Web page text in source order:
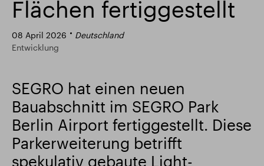
Intelligenter Park Responsible SEGRO
Flächen fertiggestellt
08 April 2026
Deutschland
Entwicklung
SEGRO hat einen neuen
Bauabschnitt im SEGRO Park
Berlin Airport fertiggestellt. Diese
Parkerweiterung betrifft
spekulativ gebaute Light-